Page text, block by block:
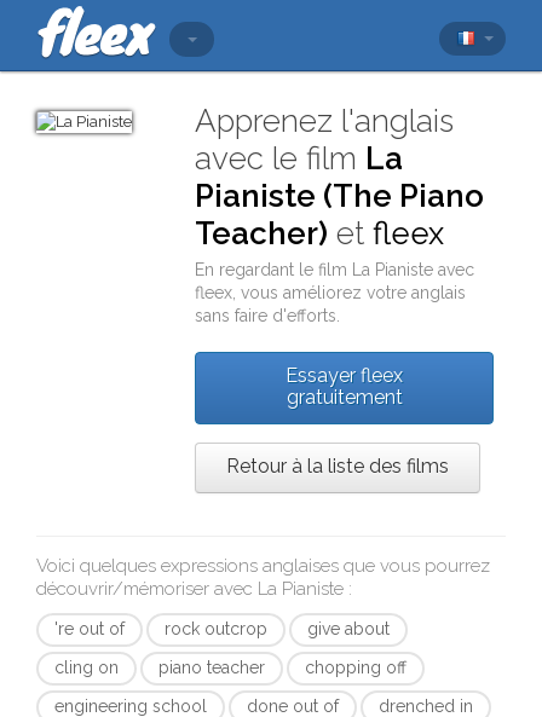
Apprenez l'anglais
avec le film La
Pianiste (The Piano
Teacher) etfleex
En regardant le film La Pianiste avec
fleex , vous améliorez votre anglais
sans faire d'efforts.
Essayer fleex
gratuitement
Retour à la liste des films
Voici quelques expressions anglaises que vous pourrez
découvrir/mémoriser avec La Pianiste :
're out of rock outcrop
give about
cling on
piano teacher
chopping off
engineering school
done out of
drenched in